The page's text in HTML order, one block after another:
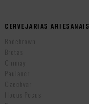
CERVEJARIAS ARTESANAIS
Bodebrown
Brotas
Chimay
Paulaner
Czechvar
Hocus Pocus